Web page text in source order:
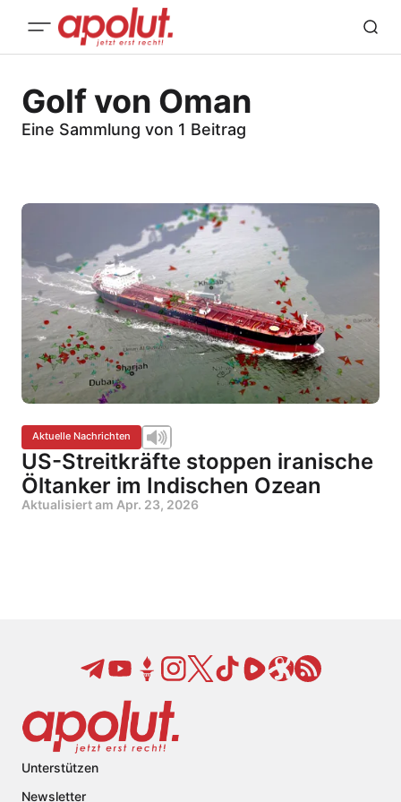
Golf von Oman
Eine Sammlung von 1 Beitrag
Aktuelle Nachrichten
US-Streitkräfte stoppen iranische
Öltanker im Indischen Ozean
Aktualisiert am Apr. 23, 2026
Unterstützen
Newsletter